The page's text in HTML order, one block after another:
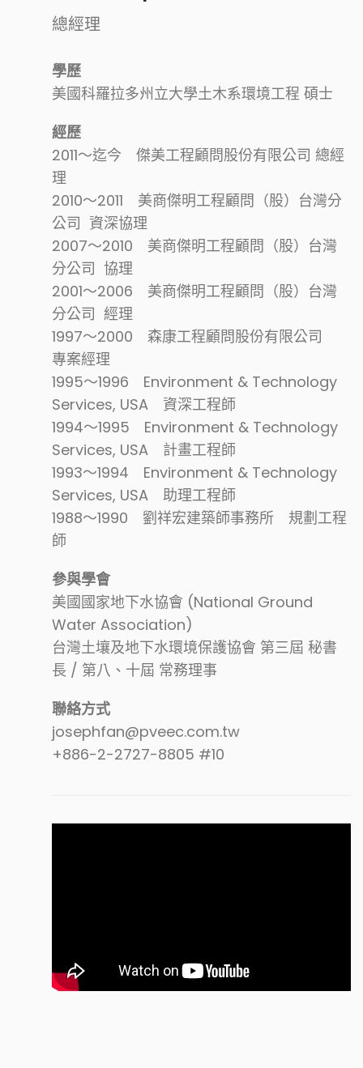
總經理
學歷
美國科羅拉多州立大學土木系環境工程 碩士
經歷
2011～迄今 傑美工程顧問股份有限公司 總經
理
2010～2011 美商傑明工程顧問（股）台灣分
公司 資深協理
2007～2010 美商傑明工程顧問（股）台灣
分公司 協理
2001～2006 美商傑明工程顧問（股）台灣
分公司 經理
1997～2000 森康工程顧問股份有限公司
專案經理
1995～1996 Environment & Technology
Services, USA 資深工程師
1994～1995 Environment & Technology
Services, USA 計畫工程師
1993～1994 Environment & Technology
Services, USA 助理工程師
1988～1990 劉祥宏建築師事務所 規劃工程
師
參與學會
美國國家地下水協會 (National Ground
Water Association)
台灣土壤及地下水環境保護協會 第三屆 秘書
長 / 第八、十屆 常務理事
聯絡方式
josephfan@pveec.com.tw
+886-2-2727-8805 #10